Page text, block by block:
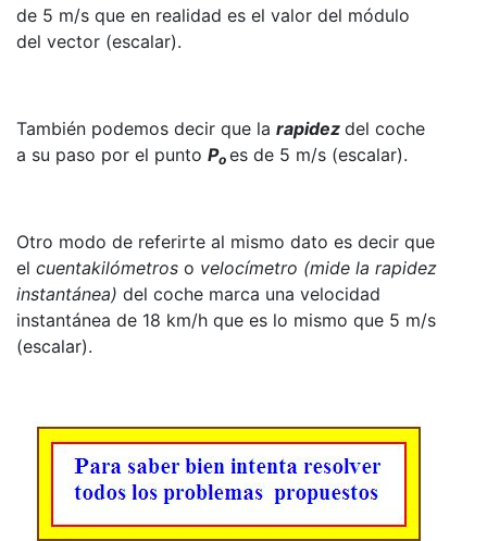
de 5 m/s que en realidad es el valor del módulo
del vector (escalar).
También podemos decir que la rapidez del coche
a su paso por el punto Po es de 5 m/s (escalar).
Otro modo de referirte al mismo dato es decir que
el cuentakilómetros o velocímetro (mide la rapidez
instantánea) del coche marca una velocidad
instantánea de 18 km/h que es lo mismo que 5 m/s
(escalar).